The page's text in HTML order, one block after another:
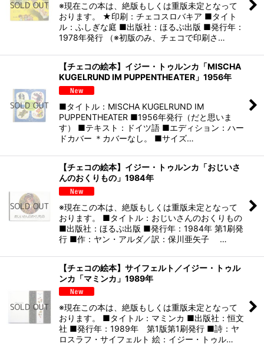
※現在この本は、絶版もしくは重版未定となって
おります。 ★印刷：チェコスロバキア ■タイト
ル：ふしぎな庭 ■出版社：ほるぷ出版 ■発行年：
1978年発行 （※初版のみ、チェコで印刷さ…
【チェコの絵本】イジー・トゥルンカ「MISCHA
KUGELRUND IM PUPPENTHEATER」1956年
■タイトル：MISCHA KUGELRUND IM
PUPPENTHEATER ■1956年発行（だと思いま
す） ■テキスト：ドイツ語 ■エディション：ハー
ドカバー ＊カバーなし。 ■サイズ…
【チェコの絵本】イジー・トゥルンカ「おじいさ
んのおくりもの」1984年
※現在この本は、絶版もしくは重版未定となって
おります。 ■タイトル：おじいさんのおくりもの
■出版社：ほるぷ出版 ■発行年：1984年 第1刷発
行 ■作：ヤン・アルダ／訳：保川亜矢子 …
【チェコの絵本】サイフェルト／イジー・トゥル
ンカ「マミンカ」1989年
※現在この本は、絶版もしくは重版未定となって
おります。 ■タイトル：マミンカ ■出版社：恒文
社 ■発行年：1989年 第1版第1刷発行 ■詩：ヤ
ロスラフ・サイフェルト 絵：イジー・トゥル…